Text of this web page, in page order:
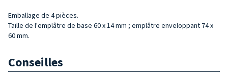
Emballage de 4 pièces.
Taille de l'emplâtre de base 60 x 14 mm ; emplâtre enveloppant 74 x
60 mm.
Conseilles